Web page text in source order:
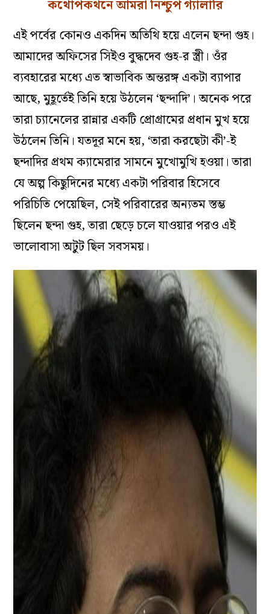
কথোপকথনে আমরা নিশ্চুপ গ‌্যালারি
এই পর্বের কোনও একদিন অতিথি হয়ে এলেন ছন্দা গুহ।
আমাদের অফিসের সিইও বুদ্ধদেব গুহ-র স্ত্রী। ওঁর
ব‌্যবহারের মধ‌্যে এত স্বাভাবিক অন্তরঙ্গ একটা ব‌্যাপার
আছে, মুহূর্তেই তিনি হয়ে উঠলেন ‘ছন্দাদি’। অনেক পরে
তারা চ‌্যানেলের রান্নার একটি প্রোগ্রামের প্রধান মুখ হয়ে
উঠলেন তিনি। যতদূর মনে হয়, ‘তারা করছেটা কী’-ই
ছন্দাদির প্রথম ক‌্যামেরার সামনে মুখোমুখি হওয়া। তারা
যে অল্প কিছুদিনের মধ‌্যে একটা পরিবার হিসেবে
পরিচিতি পেয়েছিল, সেই পরিবারের অন‌্যতম স্তম্ভ
ছিলেন ছন্দা গুহ, তারা ছেড়ে চলে যাওয়ার পরও এই
ভালোবাসা অটুট ছিল সবসময়।